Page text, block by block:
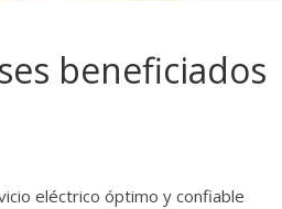
beneficiados
eléctrico óptimo y confiable